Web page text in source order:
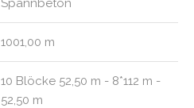
Spannbeton
1001,00 m
10 Blöcke 52,50 m - 8*112 m -
52,50 m